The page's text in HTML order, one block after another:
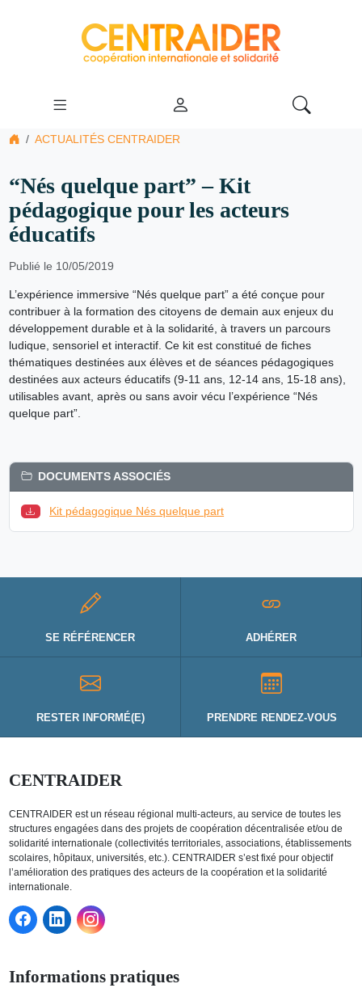
ACTUALITÉS CENTRAIDER
“Nés quelque part” – Kit
pédagogique pour les acteurs
éducatifs
Publié le 10/05/2019
L’expérience immersive “Nés quelque part” a été conçue pour
contribuer à la formation des citoyens de demain aux enjeux du
développement durable et à la solidarité, à travers un parcours
ludique, sensoriel et interactif. Ce kit est constitué de fiches
thématiques destinées aux élèves et de séances pédagogiques
destinées aux acteurs éducatifs (9-11 ans, 12-14 ans, 15-18 ans),
utilisables avant, après ou sans avoir vécu l’expérience “Nés
quelque part”.
DOCUMENTS ASSOCIÉS
Kit pédagogique Nés quelque part
SE RÉFÉRENCER ADHÉRER
RESTER INFORMÉ(E) PRENDRE RENDEZ-VOUS
CENTRAIDER
CENTRAIDER est un réseau régional multi-acteurs, au service de toutes les
structures engagées dans des projets de coopération décentralisée et/ou de
solidarité internationale (collectivités territoriales, associations, établissements
scolaires, hôpitaux, universités, etc.). CENTRAIDER s’est fixé pour objectif
l’amélioration des pratiques des acteurs de la coopération et la solidarité
internationale.
Informations pratiques